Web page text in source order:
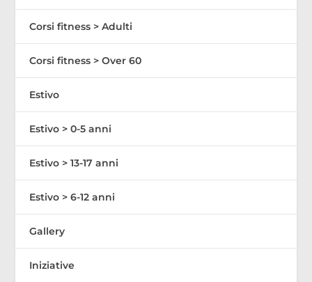
Corsi fitness > Adulti
Corsi fitness > Over 60
Estivo
Estivo > 0-5 anni
Estivo > 13-17 anni
Estivo > 6-12 anni
Gallery
Iniziative